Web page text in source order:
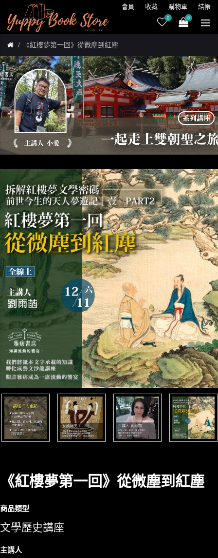
會員 收藏 購物車 結帳
0 0
《紅樓夢第一回》從微塵到紅塵
《紅樓夢第一回》從微塵到紅塵
商品類型
文學歷史講座
主講人